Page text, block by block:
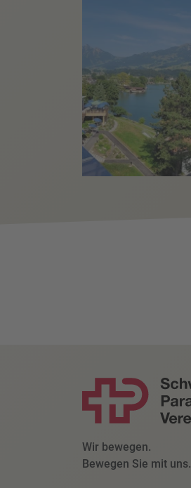
Wir bewegen.
Bewegen Sie mit uns.